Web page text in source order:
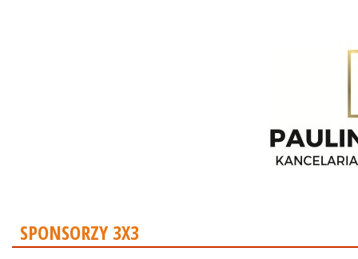
SPONSORZY 3X3